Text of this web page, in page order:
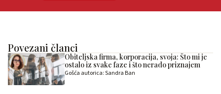
Povezani članci
Obiteljska firma, korporacija, svoja: Što mi je
ostalo iz svake faze i što nerado priznajem
Gošća autorica: Sandra Ban